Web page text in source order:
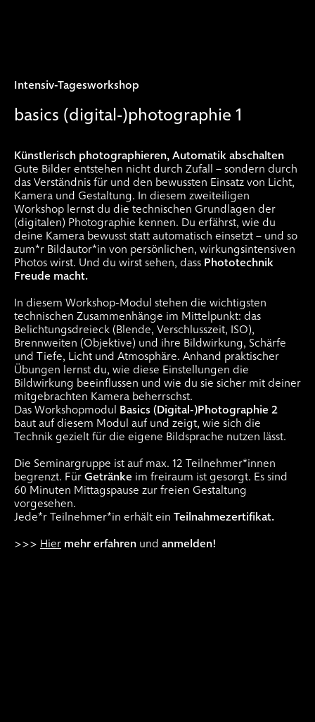
Intensiv-Tagesworkshop
basics (digital-)photographie 1
Künstlerisch photographieren, Automatik abschalten
Gute Bilder entstehen nicht durch Zufall – sondern durch
das Verständnis für und den bewussten Einsatz von Licht,
Kamera und Gestaltung. In diesem zweiteiligen
Workshop lernst du die technischen Grundlagen der
(digitalen) Photographie kennen. Du erfährst, wie du
deine Kamera bewusst statt automatisch einsetzt – und so
zum*r Bildautor*in von persönlichen, wirkungsintensiven
Photos wirst. Und du wirst sehen, dass Phototechnik
Freude macht.
In diesem Workshop-Modul stehen die wichtigsten
technischen Zusammenhänge im Mittelpunkt: das
Belichtungsdreieck (Blende, Verschlusszeit, ISO),
Brennweiten (Objektive) und ihre Bildwirkung, Schärfe
und Tiefe, Licht und Atmosphäre. Anhand praktischer
Übungen lernst du, wie diese Einstellungen die
Bildwirkung beeinflussen und wie du sie sicher mit deiner
mitgebrachten Kamera beherrschst.
Das Workshopmodul Basics (Digital-)Photographie 2
baut auf diesem Modul auf und zeigt, wie sich die
Technik gezielt für die eigene Bildsprache nutzen lässt.
Die Seminargruppe ist auf max. 12 Teilnehmer*innen
begrenzt. FürGetränke im freiraum ist gesorgt. Es sind
60 Minuten Mittagspause zur freien Gestaltung
vorgesehen.
Jede*r Teilnehmer*in erhält ein Teilnahmezertifikat.
>>> Hier mehr erfahren und anmelden!